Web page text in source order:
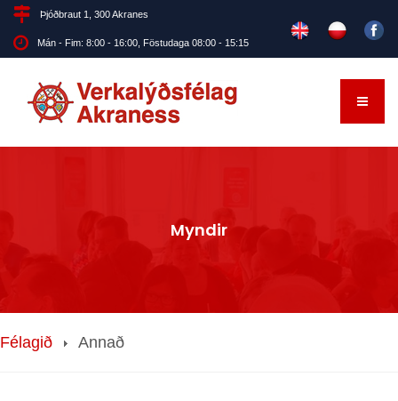
Þjóðbraut 1, 300 Akranes
Mán - Fim: 8:00 - 16:00, Föstudaga 08:00 - 15:15
Myndir
Félagið Annað